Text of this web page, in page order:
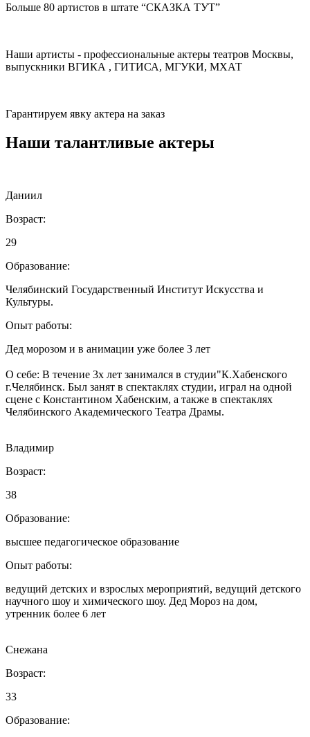
Больше 80 артистов в штате “СКАЗКА ТУТ”
Наши артисты - профессиональные актеры театров Москвы,
выпускники ВГИКА , ГИТИСА, МГУКИ, МХАТ
Гарантируем явку актера на заказ
Наши талантливые актеры
Даниил
Возраст:
29
Образование:
Челябинский Государственный Институт Искусства и
Культуры.
Опыт работы:
Дед морозом и в анимации уже более 3 лет
О себе: В течение 3х лет занимался в студии"К.Хабенского
г.Челябинск. Был занят в спектаклях студии, играл на одной
сцене с Константином Хабенским, а также в спектаклях
Челябинского Академического Театра Драмы.
Владимир
Возраст:
38
Образование:
высшее педагогическое образование
Опыт работы:
ведущий детских и взрослых мероприятий, ведущий детского
научного шоу и химического шоу. Дед Мороз на дом,
утренник более 6 лет
Снежана
Возраст:
33
Образование: